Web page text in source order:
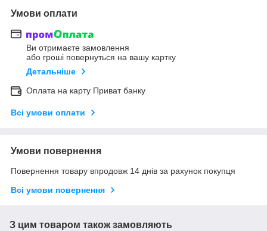
Умови оплати
Ви отримаєте замовлення
або гроші повернуться на вашу картку
Детальніше
Оплата на карту Приват банку
Всі умови оплати
Умови повернення
Повернення товару впродовж 14 днів за рахунок покупця
Всі умови повернення
З цим товаром також замовляють